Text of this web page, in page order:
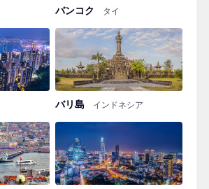
バンコク タイ
バリ島 インドネシア